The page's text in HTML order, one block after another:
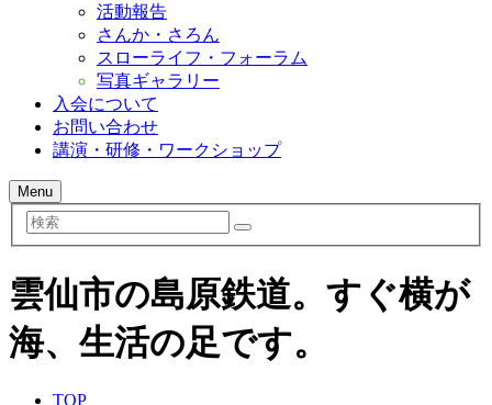
活動報告
さんか・さろん
スローライフ・フォーラム
写真ギャラリー
入会について
お問い合わせ
講演・研修・ワークショップ
Menu
検
索
雲仙市の島原鉄道。すぐ横が
海、生活の足です。
TOP